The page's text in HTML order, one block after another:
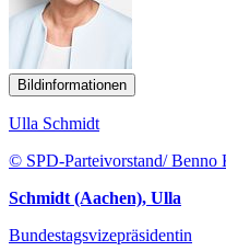
Bildinformationen
Ulla Schmidt
© SPD-Parteivorstand/ Benno
Schmidt (Aachen), Ulla
Bundestagsvizepräsidentin